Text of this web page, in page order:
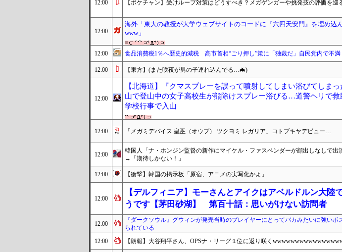
12:00 【ポケチャン】受けループ対策はどうすべき？メガゲンガーや挑発技の評価を巡
12:00
海外「東大の教授が大学ウェブサイトのコードに『六四天安門』を埋め込
www」
12:00 食品消費税1％へ歴史的減税 高市首相“ごり押し”策に「独裁だ」自民党内で不満
12:00 【東方】(また咲夜が男の子連れ込んでる…🦇)
12:00
【北海道】『クマスプレーを誤って噴射してしまい浴びてしま
山で登山中の女子高校生が熊除けスプレー浴びる…道警ヘリで
学校行事で入山
12:00 「メガミデバイス 皇巫（オウブ） ツクヨミ レガリア」コトブキヤデビュー…
12:00
韓国人「ナ・ホンジン監督の新作にマイケル・ファスベンダーが顔出しなしで出
→「期待しかない！」
12:00 【衝撃】韓国の掲示板「原宿、アニメの実写化かよ」
12:00
【デルフィニア】モーさんとアイクはアベルドルン大陸
うです【茅田砂湖】 第百十話：思いがけない訪問者
12:00
『ダークソウル』グウィンが発売当時のプレイヤーにとってバカみたいに強いボ
られている
12:00 【朗報】大谷翔平さん、OPSナ・リーグ１位に返り咲く